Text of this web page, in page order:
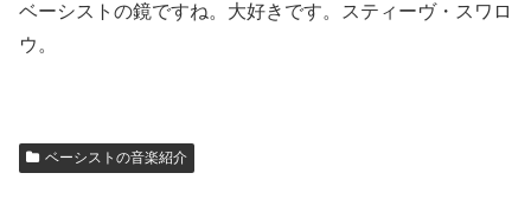
ベーシストの鏡ですね。大好きです。スティーヴ・スワロ
ウ。
ベーシストの音楽紹介